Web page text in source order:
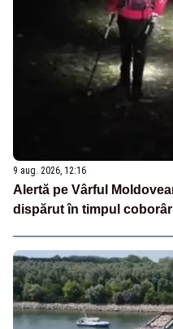
9 aug. 2026, 12:16
Alertă pe Vârful
dispărut în timpul